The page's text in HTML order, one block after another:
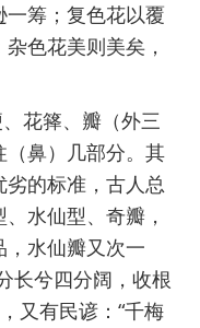
筹；复色花以覆
色花美则美矣，
花箨、瓣（外三
鼻） 几部分。其
的标准，古人总
、水仙型、奇瓣 ，
水仙瓣又次一
长兮四分阔，收根
又有民谚：“千梅